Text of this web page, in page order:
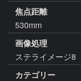
焦点距離
530mm
画像処理
ステライメージ8
カテゴリー